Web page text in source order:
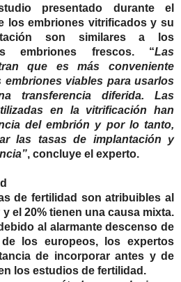
presentado durante el
los embriones vitrificados y su
son similares a los
embriones frescos. “Las
que es más conveniente
viables para usarlos
transferencia diferida. Las
en la vitrificación han
del embrión y por lo tanto,
las tasas de implantación y
, concluye el experto.
de fertilidad son atribuibles al
el 20% tienen una causa mixta.
al alarmante descenso de
los europeos, los expertos
de incorporar antes y de
los estudios de fertilidad.